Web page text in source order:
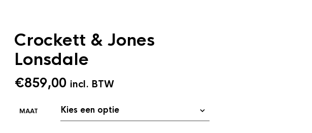
Crockett & Jones
Lonsdale
€859,00 incl. BTW